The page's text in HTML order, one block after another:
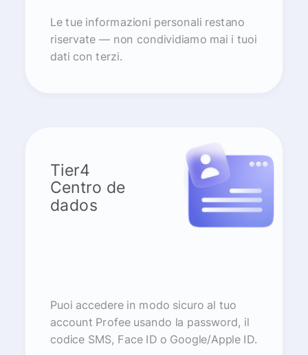
Le tue informazioni personali restano
riservate — non condividiamo mai i tuoi
dati con terzi.
Tier4
Centro de
dados
Puoi accedere in modo sicuro al tuo
account Profee usando la password, il
codice SMS, Face ID o Google/Apple ID.